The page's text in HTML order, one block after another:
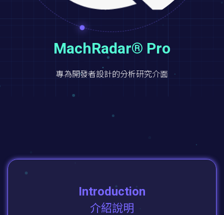
MachRadar® Pro
專為開發者設計的分析研究介面
Introduction
介紹說明